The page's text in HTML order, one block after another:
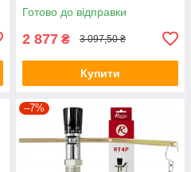
Готово до відправки
2 877 ₴ 3 097,50 ₴
Купити
–7%